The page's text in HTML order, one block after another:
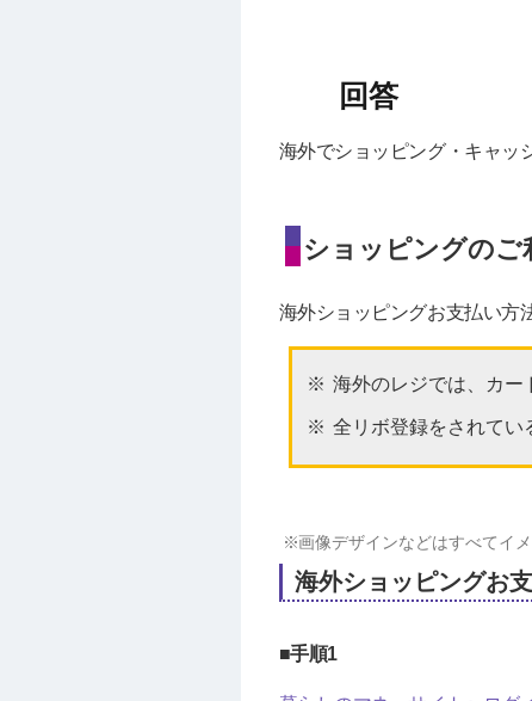
海外でショッピング・キャッ
ショッピングのご
海外ショッピングお支払い方
海外のレジでは、カー
全リボ登録をされてい
画像デザインなどはすべてイ
海外ショッピングお
■手順1